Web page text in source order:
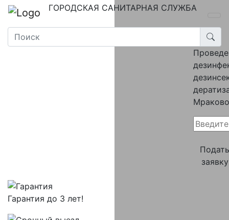
ГОРОДСКАЯ САНИТАРНАЯ СЛУЖБА
заявку
Гарантия до 3 лет!